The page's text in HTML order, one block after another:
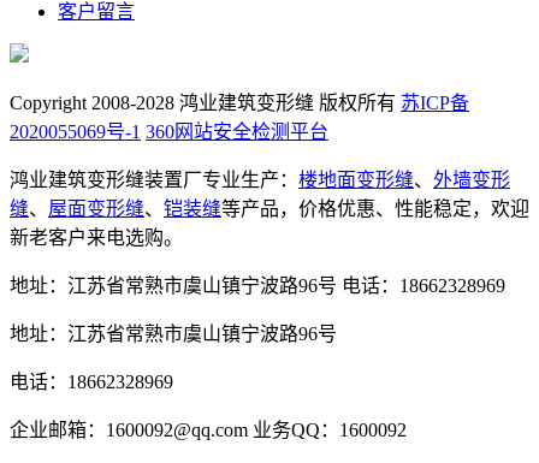
客户留言
Copyright 2008-2028 鸿业建筑变形缝 版权所有 苏ICP备
2020055069号-1 360网站安全检测平台
鸿业建筑变形缝装置厂专业生产： 楼地面变形缝、 外墙变形
缝、 屋面变形缝、 铠装缝等产品，价格优惠、性能稳定，欢迎
新老客户来电选购。
地址：江苏省常熟市虞山镇宁波路96号 电话：18662328969
地址：江苏省常熟市虞山镇宁波路96号
电话：18662328969
企业邮箱：1600092@qq.com 业务QQ：1600092